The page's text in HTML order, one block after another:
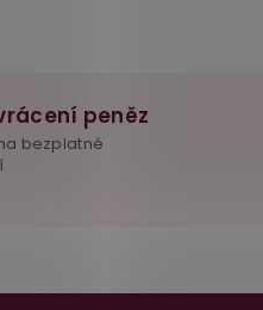
peněz
bezplatné